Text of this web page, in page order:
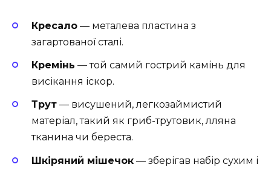
Кресало — металева пластина з
загартованої сталі.
Кремінь — той самий гострий камінь для
висікання іскор.
Трут — висушений, легкозаймистий
матеріал, такий як гриб-трутовик, лляна
тканина чи береста.
Шкіряний мішечок — зберігав набір сухим і